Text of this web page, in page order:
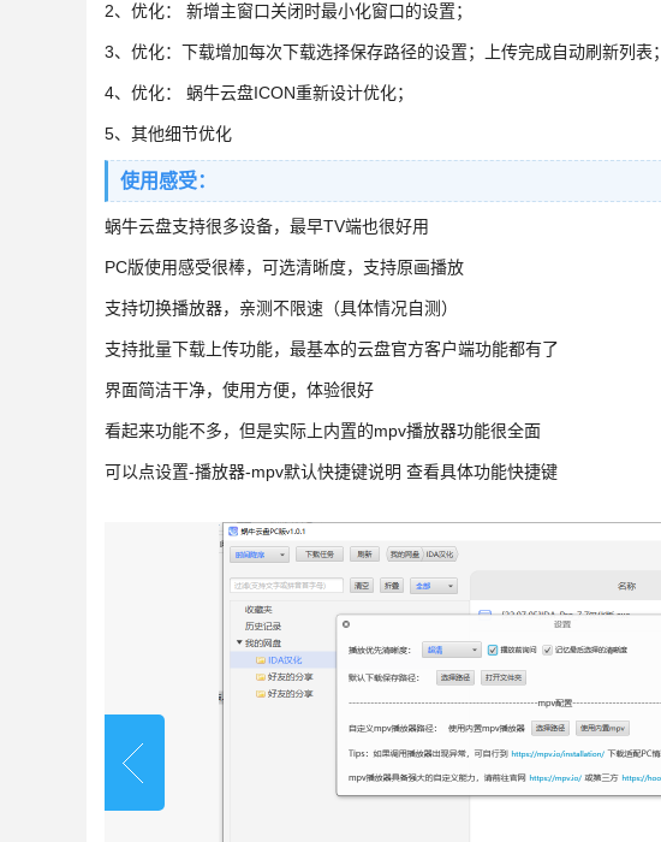
2、优化： 新增主窗口关闭时最小化窗口的设置；
3、优化：下载增加每次下载选择保存路径的设置；上传完成自动刷新列表；
4、优化： 蜗牛云盘ICON重新设计优化；
5、其他细节优化
使用感受：
蜗牛云盘支持很多设备，最早TV端也很好用
PC版使用感受很棒，可选清晰度，支持原画播放
支持切换播放器，亲测不限速（具体情况自测）
支持批量下载上传功能，最基本的云盘官方客户端功能都有了
界面简洁干净，使用方便，体验很好
看起来功能不多，但是实际上内置的mpv播放器功能很全面
可以点设置-播放器-mpv默认快捷键说明 查看具体功能快捷键